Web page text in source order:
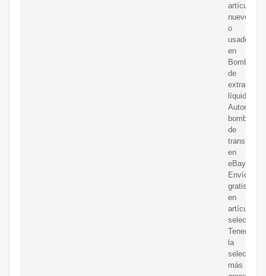
artículos
nuevos
o
usados
en
Bomba
de
extracción
líquido
Automotriz
bombas
de
en
eBay.
Envío
gratis
en
artículos
Tenemos
la
selección
más